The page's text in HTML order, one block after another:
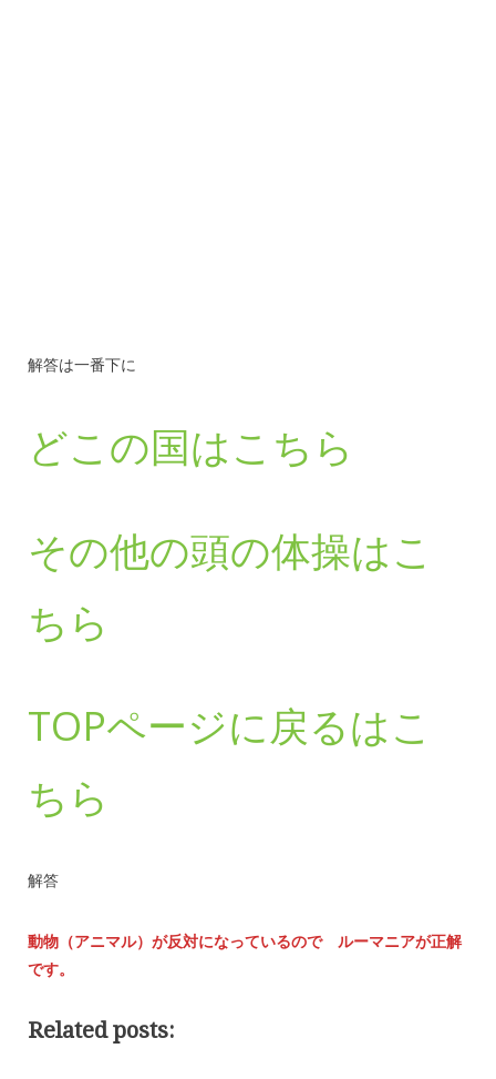
解答は一番下に
どこの国はこちら
その他の頭の体操はこ
ちら
TOPページに戻るはこ
ちら
解答
動物（アニマル）が反対になっているので ルーマニアが正解
です。
Related posts: